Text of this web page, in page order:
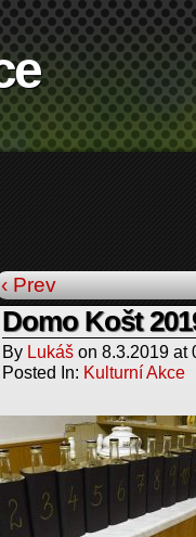
‹ Prev
Domo Košt
By Lukáš on 8.3.2019 at
Posted In: Kulturní Akce